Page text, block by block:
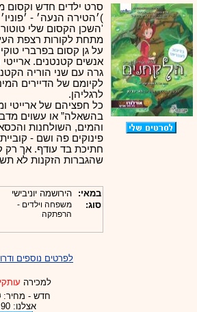
צוות דיוידי מאסטר ישיר.
זמינים במייל ובטלפון.
לרשותכם פעיל 24/7
צוות דיוידי מאסטר ישיר.
אנחנו כאן לכול שאלה
במענה הטלפוני שלנו.ובמייל
.האתר לרשותכם 24/7
מענה טלפוני: 09-7652392
צוות דיוידי מאסטר ישיר.
סרט ילדים חדש וקסום
)׳הטירה הנעה׳ -
'השכן הקסום שלי
מתחת לקורות רצפת
על גן קסום בפרברי
אנשים קטנטנים. ארייטי
גרה עם שני הוריה
לקיומם של הדיירים
לרגליהן.
כל חפציהם של ארייטי
בהשאלה” או עשוים
והמים, השולחנות
פינוקים פה ושם -
חתיכת בד עודף. אך רק
שהגברות הזקנות לא
במאי:
הירושמה יוניבישי
סוג:
משפחה וילדים -
הרפתקה
לפרטים נוספים
למכירה
חדש - מחיר:
אצלנו: 99.90 ₪